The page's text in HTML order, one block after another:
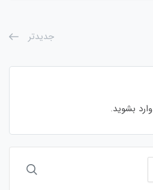
جدیدتر
وارد بشوید.